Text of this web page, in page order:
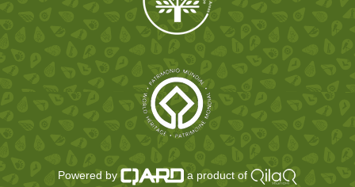
Powered by a product of